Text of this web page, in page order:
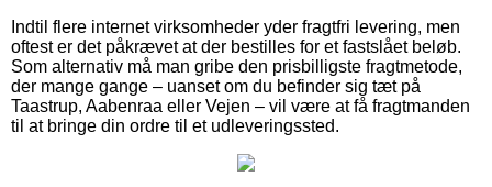
Indtil flere internet virksomheder yder fragtfri levering, men
oftest er det påkrævet at der bestilles for et fastslået beløb.
Som alternativ må man gribe den prisbilligste fragtmetode,
der mange gange – uanset om du befinder sig tæt på
Taastrup, Aabenraa eller Vejen – vil være at få fragtmanden
til at bringe din ordre til et udleveringssted.